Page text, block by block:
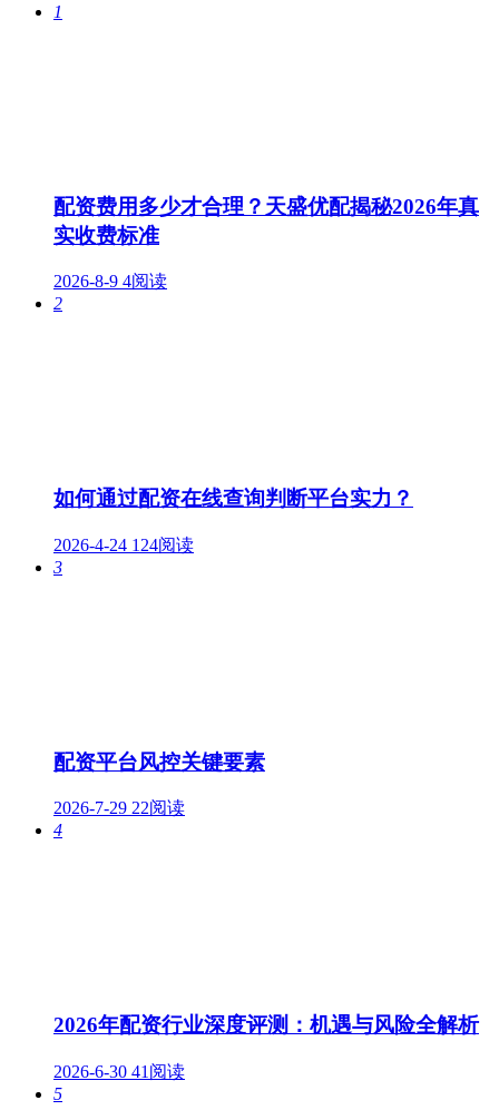
1
配资费用多少才合理？天盛优配揭秘2026年真
实收费标准
2026-8-9 4阅读
2
如何通过配资在线查询判断平台实力？
2026-4-24 124阅读
3
配资平台风控关键要素
2026-7-29 22阅读
4
2026年配资行业深度评测：机遇与风险全解析
2026-6-30 41阅读
5